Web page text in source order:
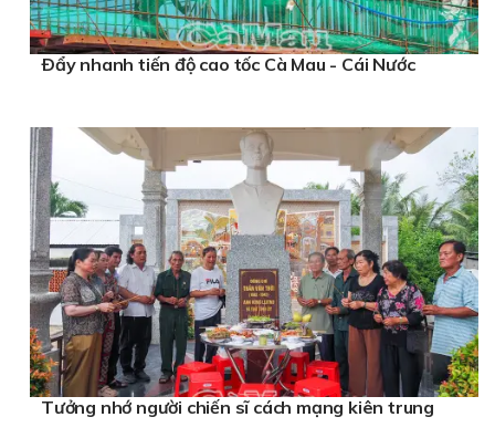
Ðẩy nhanh tiến độ cao tốc Cà Mau - Cái Nước
Tưởng nhớ người chiến sĩ cách mạng kiên trung